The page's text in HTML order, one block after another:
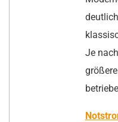
Je